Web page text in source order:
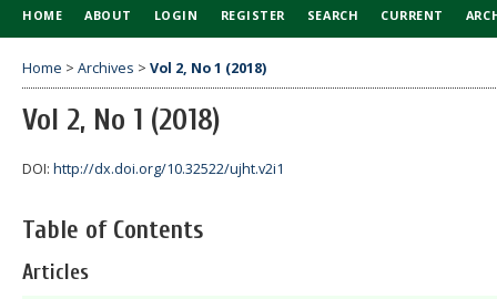
HOME ABOUT LOGIN REGISTER SEARCH CURRENT
Home > Archives > Vol 2, No 1 (2018)
Vol 2, No 1 (2018)
DOI: http://dx.doi.org/10.32522/ujht.v2i1
Table of Contents
Articles